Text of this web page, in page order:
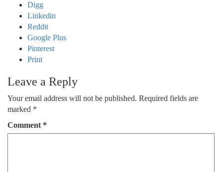
Digg
Linkedin
Reddit
Google Plus
Pinterest
Print
Leave a Reply
Your email address will not be published. Required fields are
marked *
Comment *